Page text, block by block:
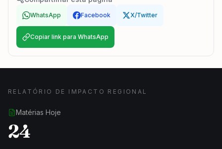
WhatsApp Facebook X/Twitter
Copiar link para WhatsApp
RELATÓRIO DE IMPACTO REGIONAL
Matérias Hoje
24